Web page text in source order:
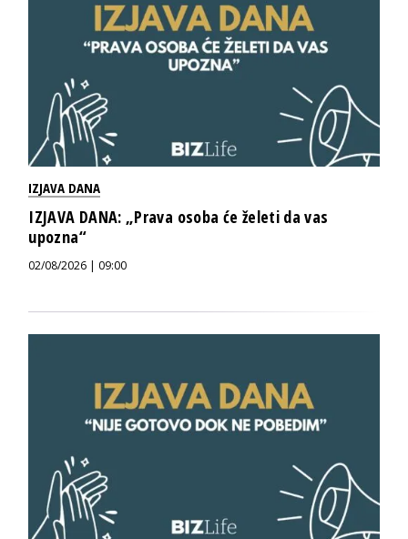
IZJAVA DANA
IZJAVA DANA: „Prava osoba će želeti da vas
upozna“
02/08/2026 | 09:00